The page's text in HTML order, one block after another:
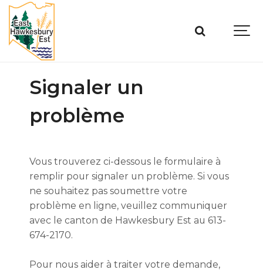
Signaler un
problème
Vous trouverez ci-dessous le formulaire à
remplir pour signaler un problème. Si vous
ne souhaitez pas soumettre votre
problème en ligne, veuillez communiquer
avec le canton de Hawkesbury Est au 613-
674-2170.
Pour nous aider à traiter votre demande,